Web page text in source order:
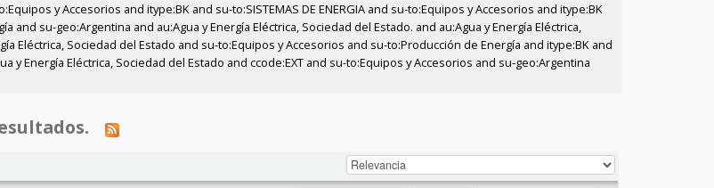
y Accesorios and itype:BK and su-to:SISTEMAS DE ENERGIA and su-to:Equipos y Accesorios and itype:BK
and su-geo:Argentina and au:Agua y Energía Eléctrica, Sociedad del Estado. and au:Agua y Energía Eléctrica,
Eléctrica, Sociedad del Estado and su-to:Equipos y Accesorios and su-to:Producción de Energía and itype:BK and
y Energía Eléctrica, Sociedad del Estado and ccode:EXT and su-to:Equipos y Accesorios and su-geo:Argentina